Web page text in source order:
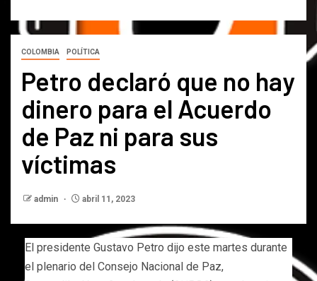
COLOMBIA POLÍTICA
Petro declaró que no hay
dinero para el Acuerdo
de Paz ni para sus
víctimas
admin abril 11, 2023
El presidente Gustavo Petro dijo este martes durante
el plenario del Consejo Nacional de Paz,